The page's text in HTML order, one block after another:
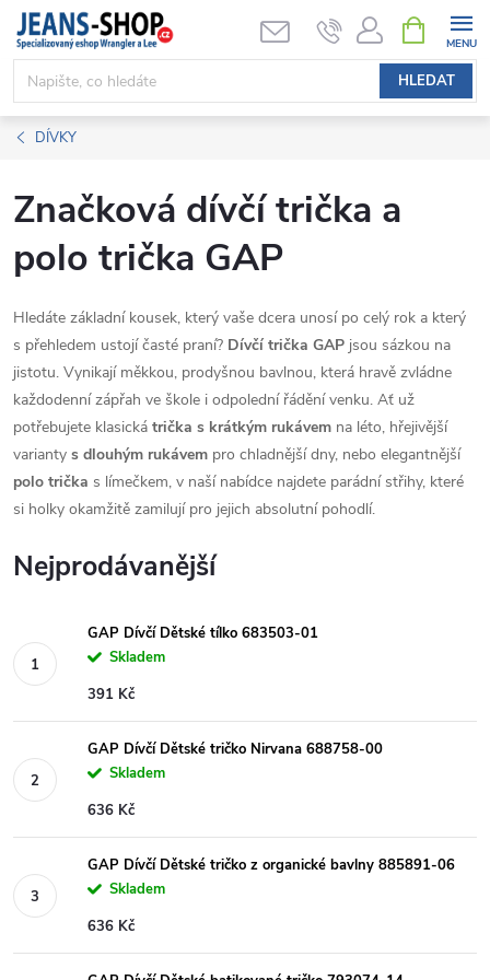
Přejít
obsah
HLEDAT
NÁKUPNÍ
KOŠÍK
DÍVKY
Značková dívčí trička a
polo trička GAP
Hledáte základní kousek, který vaše dcera unosí po celý rok a který
s přehledem ustojí časté praní? Dívčí trička GAP jsou sázkou na
jistotu. Vynikají měkkou, prodyšnou bavlnou, která hravě zvládne
každodenní zápřah ve škole i odpolední řádění venku. Ať už
potřebujete klasická trička s krátkým rukávem na léto, hřejivější
varianty s dlouhým rukávem pro chladnější dny, nebo elegantnější
polo trička s límečkem, v naší nabídce najdete parádní střihy, které
si holky okamžitě zamilují pro jejich absolutní pohodlí.
Nejprodávanější
GAP Dívčí Dětské tílko 683503-01
Skladem
391 Kč
GAP Dívčí Dětské tričko Nirvana 688758-00
Skladem
636 Kč
GAP Dívčí Dětské tričko z organické bavlny 885891-06
Skladem
636 Kč